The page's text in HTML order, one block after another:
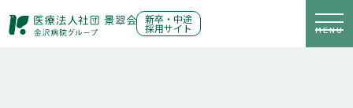
新卒・中途
採用サイト MENU